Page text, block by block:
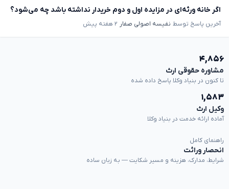
اگر خانه ورثه‌ای در مزایده اول و دوم خریدار نداشته باشد چه می‌شود؟
آخرین پاسخ توسط نفیسه اصولی صفار ۲ هفته پیش
۴,۸۵۶
مشاوره حقوقی ارث
تا کنون در بنیاد وکلا پاسخ داده شده
۱,۵۸۳
وکیل ارث
آماده ارائه خدمت در بنیاد وکلا
راهنمای کامل
انحصار وراثت
شرایط، مدارک، هزینه و مسیر شکایت — به زبان ساده